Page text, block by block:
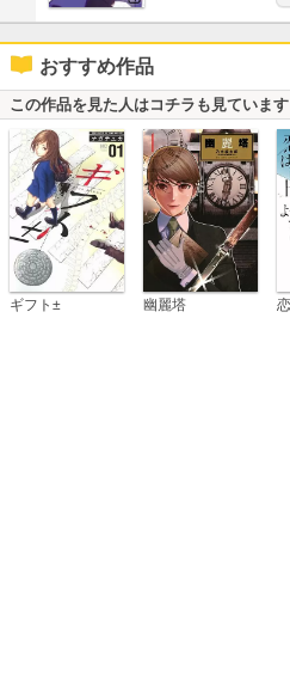
おすすめ作品
この作品を見た人はコチラも見ています
ギフト± 幽麗塔